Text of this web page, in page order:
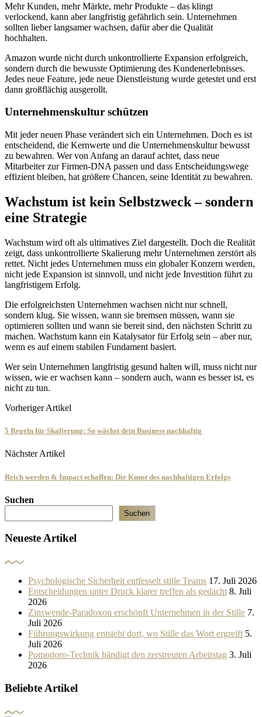
Mehr Kunden, mehr Märkte, mehr Produkte – das klingt
verlockend, kann aber langfristig gefährlich sein. Unternehmen
sollten lieber langsamer wachsen, dafür aber die Qualität
hochhalten.
Amazon wurde nicht durch unkontrollierte Expansion erfolgreich,
sondern durch die bewusste Optimierung des Kundenerlebnisses.
Jedes neue Feature, jede neue Dienstleistung wurde getestet und erst
dann großflächig ausgerollt.
Unternehmenskultur schützen
Mit jeder neuen Phase verändert sich ein Unternehmen. Doch es ist
entscheidend, die Kernwerte und die Unternehmenskultur bewusst
zu bewahren. Wer von Anfang an darauf achtet, dass neue
Mitarbeiter zur Firmen-DNA passen und dass Entscheidungswege
effizient bleiben, hat größere Chancen, seine Identität zu bewahren.
Wachstum ist kein Selbstzweck – sondern
eine Strategie
Wachstum wird oft als ultimatives Ziel dargestellt. Doch die Realität
zeigt, dass unkontrollierte Skalierung mehr Unternehmen zerstört als
rettet. Nicht jedes Unternehmen muss ein globaler Konzern werden,
nicht jede Expansion ist sinnvoll, und nicht jede Investition führt zu
langfristigem Erfolg.
Die erfolgreichsten Unternehmen wachsen nicht nur schnell,
sondern klug. Sie wissen, wann sie bremsen müssen, wann sie
optimieren sollten und wann sie bereit sind, den nächsten Schritt zu
machen. Wachstum kann ein Katalysator für Erfolg sein – aber nur,
wenn es auf einem stabilen Fundament basiert.
Wer sein Unternehmen langfristig gesund halten will, muss nicht nur
wissen, wie er wachsen kann – sondern auch, wann es besser ist, es
nicht zu tun.
Vorheriger Artikel
5 Regeln für Skalierung: So wächst dein Business nachhaltig
Nächster Artikel
Reich werden & Impact schaffen: Die Kunst des nachhaltigen Erfolgs
Suchen
Suchen
Neueste Artikel
Psychologische Sicherheit entfesselt stille Teams 17. Juli 2026
Entscheidungen unter Druck klarer treffen als gedacht 8. Juli
2026
Zinswende-Paradoxon erschöpft Unternehmen in der Stille 7.
Juli 2026
Führungswirkung entsteht dort, wo Stille das Wort ergreift 5.
Juli 2026
Pomodoro-Technik bändigt den zerstreuten Arbeitstag 3. Juli
2026
Beliebte Artikel